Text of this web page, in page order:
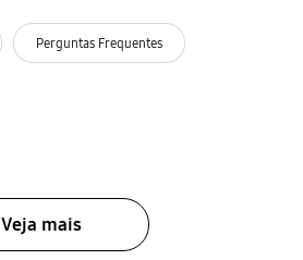
Perguntas Frequentes
Veja mais